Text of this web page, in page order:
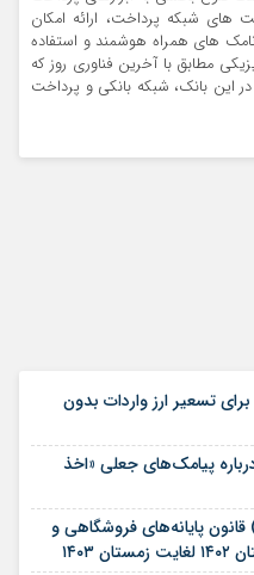
های شبکه پرداخت، ارائه امکان
های همراه هوشمند و استفاده
مطابق با آخرین فناوری روز که
این بانک، شبکه بانکی و پرداخت
تسعیر ارز واردات بدون
پیامک‌های جعلی «اخذ
بخشودگی جرایم ماده (۲۲) قانون پایانه‌های فروشگاهی و